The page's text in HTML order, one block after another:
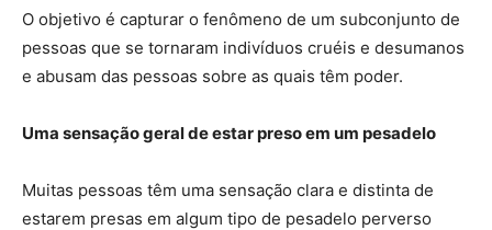
O objetivo é capturar o fenômeno de um subconjunto de
pessoas que se tornaram indivíduos cruéis e desumanos
e abusam das pessoas sobre as quais têm poder.
Uma sensação geral de estar preso em um pesadelo
Muitas pessoas têm uma sensação clara e distinta de
estarem presas em algum tipo de pesadelo perverso